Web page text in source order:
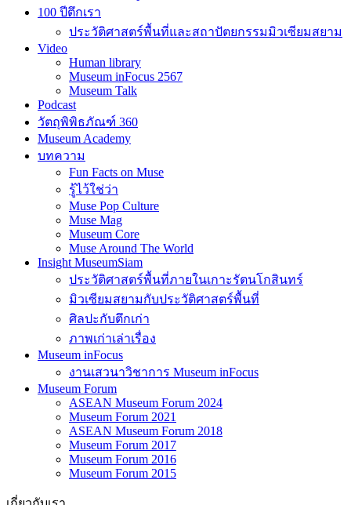
100 ปีตึกเรา
ประวัติศาสตร์พื้นที่และสถาปัตยกรรมมิวเซียมสยาม
Video
Human library
Museum inFocus 2567
Museum Talk
Podcast
วัตถุพิพิธภัณฑ์ 360
Museum Academy
บทความ
Fun Facts on Muse
รู้ไว้ใช่ว่า
Muse Pop Culture
Muse Mag
Museum Core
Muse Around The World
Insight MuseumSiam
ประวัติศาสตร์พื้นที่ภายในเกาะรัตนโกสินทร์
มิวเซียมสยามกับประวัติศาสตร์พื้นที่
ศิลปะกับตึกเก่า
ภาพเก่าเล่าเรื่อง
Museum inFocus
งานเสวนาวิชาการ Museum inFocus
Museum Forum
ASEAN Museum Forum 2024
Museum Forum 2021
ASEAN Museum Forum 2018
Museum Forum 2017
Museum Forum 2016
Museum Forum 2015